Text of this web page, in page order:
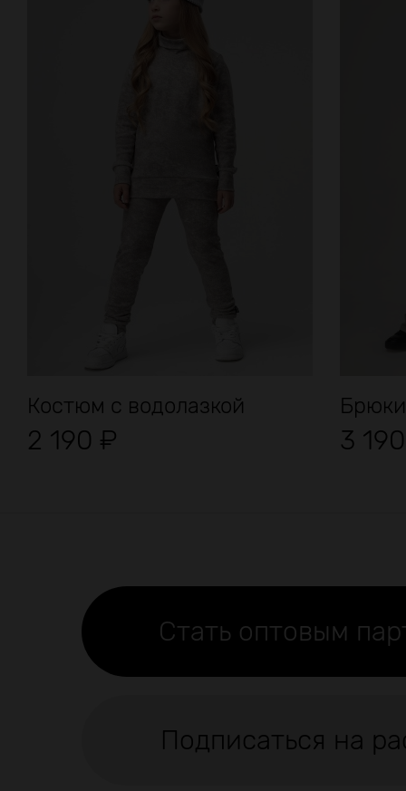
Костюм с водолазкой
2 190 ₽ 3
Стать оптовым
Подписаться на